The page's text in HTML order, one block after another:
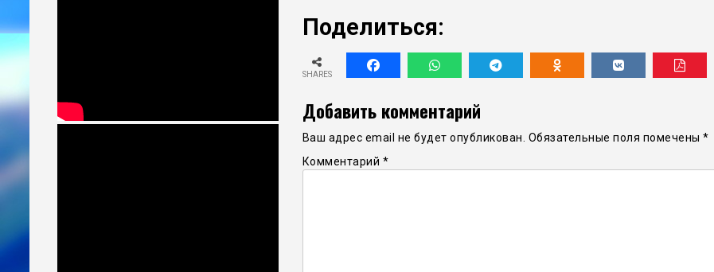
Поделиться:
SHARES
Добавить комментарий
Ваш адрес email не будет опубликован. Обязательные поля помечены *
Комментарий *